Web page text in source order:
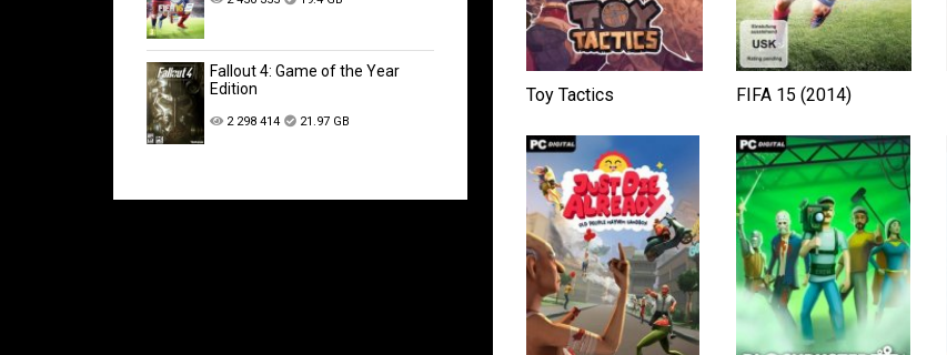
Fallout 4: Game of the Year
Edition
2 298 414 21.97 GB
Toy Tactics FIFA 15 (2014)